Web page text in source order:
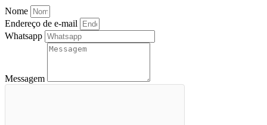
Nome
Endereço de e-mail
Whatsapp
Messagem